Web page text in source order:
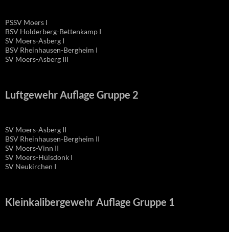
PSSV Moers I
BSV Holderberg-Bettenkamp I
SV Moers-Asberg I
BSV Rheinhausen-Bergheim I
SV Moers-Asberg III
Luftgewehr Auflage Gruppe 2
SV Moers-Asberg II
BSV Rheinhausen-Bergheim II
SV Moers-Vinn II
SV Moers-Hülsdonk I
SV Neukirchen I
Kleinkalibergewehr Auflage Gruppe 1